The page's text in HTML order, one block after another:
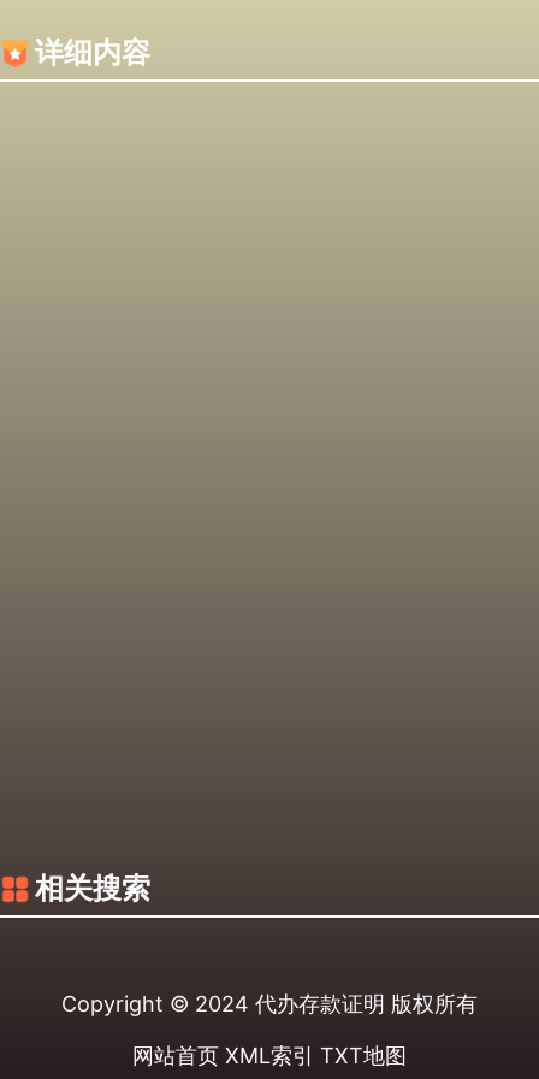
详细内容
相关搜索
Copyright © 2024 代办存款证明 版权所有
网站首页 XML索引 TXT地图